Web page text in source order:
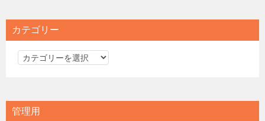
カテゴリー
カ
リ
ー
管理用